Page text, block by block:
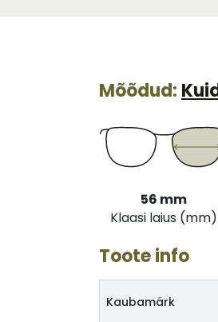
Mõõdud:
56 mm
Klaasi laius (mm)
Toote info
Kaubamärk